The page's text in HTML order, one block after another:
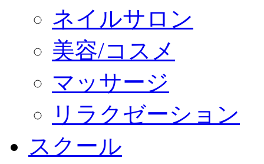
ネイルサロン
美容/コスメ
マッサージ
リラクゼーション
スクール